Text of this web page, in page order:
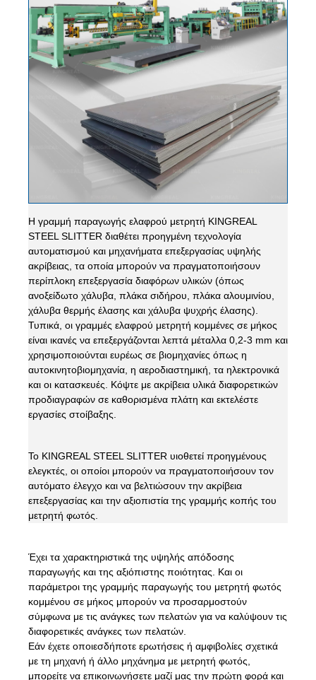
Η γραμμή παραγωγής ελαφρού μετρητή KINGREAL
STEEL SLITTER διαθέτει προηγμένη τεχνολογία
αυτοματισμού και μηχανήματα επεξεργασίας υψηλής
ακρίβειας, τα οποία μπορούν να πραγματοποιήσουν
περίπλοκη επεξεργασία διαφόρων υλικών (όπως
ανοξείδωτο χάλυβα, πλάκα σιδήρου, πλάκα αλουμινίου,
χάλυβα θερμής έλασης και χάλυβα ψυχρής έλασης).
Τυπικά, οι γραμμές ελαφρού μετρητή κομμένες σε μήκος
είναι ικανές να επεξεργάζονται λεπτά μέταλλα 0,2-3 mm και
χρησιμοποιούνται ευρέως σε βιομηχανίες όπως η
αυτοκινητοβιομηχανία, η αεροδιαστημική, τα ηλεκτρονικά
και οι κατασκευές. Κόψτε με ακρίβεια υλικά διαφορετικών
προδιαγραφών σε καθορισμένα πλάτη και εκτελέστε
εργασίες στοίβαξης.
Το KINGREAL STEEL SLITTER υιοθετεί προηγμένους
ελεγκτές, οι οποίοι μπορούν να πραγματοποιήσουν τον
αυτόματο έλεγχο και να βελτιώσουν την ακρίβεια
επεξεργασίας και την αξιοπιστία της γραμμής κοπής του
μετρητή φωτός.
Έχει τα χαρακτηριστικά της υψηλής απόδοσης
παραγωγής και της αξιόπιστης ποιότητας. Και οι
παράμετροι της γραμμής παραγωγής του μετρητή φωτός
κομμένου σε μήκος μπορούν να προσαρμοστούν
σύμφωνα με τις ανάγκες των πελατών για να καλύψουν τις
διαφορετικές ανάγκες των πελατών.
Εάν έχετε οποιεσδήποτε ερωτήσεις ή αμφιβολίες σχετικά
με τη μηχανή ή άλλο μηχάνημα με μετρητή φωτός,
μπορείτε να επικοινωνήσετε μαζί μας την πρώτη φορά και